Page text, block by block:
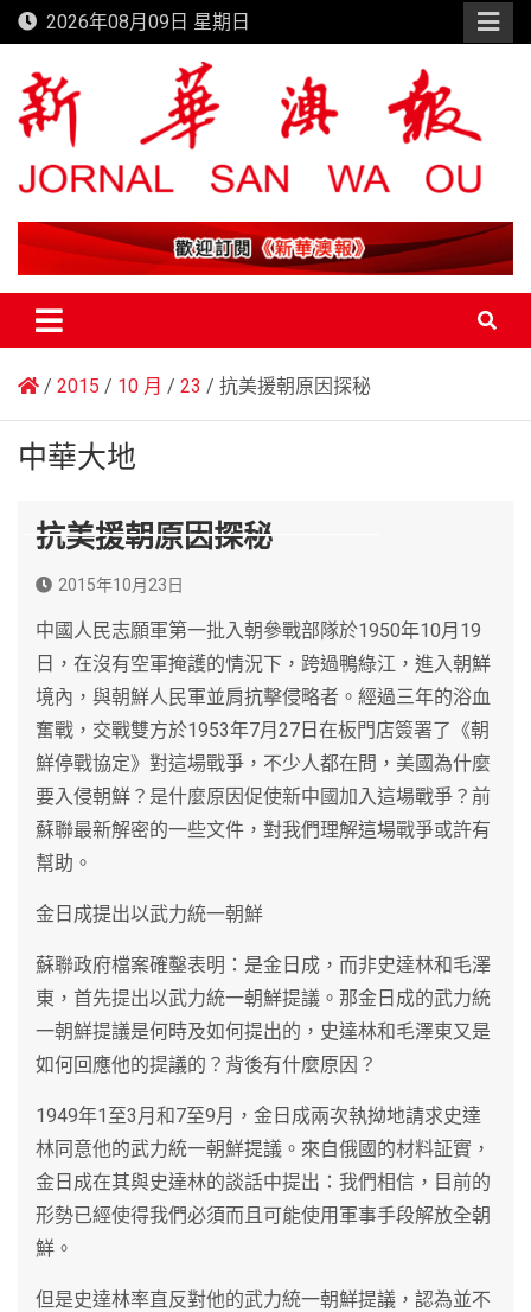
Skip
to
content
2026年08月09日 星期日
新華澳報
2015 10 月 23 抗美援朝原因探秘
中華大地
抗美援朝原因探秘
2015年10月23日
中國人民志願軍第一批入朝參戰部隊於1950年10月19
日，在沒有空軍掩護的情況下，跨過鴨綠江，進入朝鮮
境內，與朝鮮人民軍並肩抗擊侵略者。經過三年的浴血
奮戰，交戰雙方於1953年7月27日在板門店簽署了《朝
鮮停戰協定》對這場戰爭，不少人都在問，美國為什麼
要入侵朝鮮？是什麼原因促使新中國加入這場戰爭？前
蘇聯最新解密的一些文件，對我們理解這場戰爭或許有
幫助。
金日成提出以武力統一朝鮮
蘇聯政府檔案確鑿表明：是金日成，而非史達林和毛澤
東，首先提出以武力統一朝鮮提議。那金日成的武力統
一朝鮮提議是何時及如何提出的，史達林和毛澤東又是
如何回應他的提議的？背後有什麼原因？
1949年1至3月和7至9月，金日成兩次執拗地請求史達
林同意他的武力統一朝鮮提議。來自俄國的材料証實，
金日成在其與史達林的談話中提出：我們相信，目前的
形勢已經使得我們必須而且可能使用軍事手段解放全朝
鮮。
但是史達林率直反對他的武力統一朝鮮提議，認為並不